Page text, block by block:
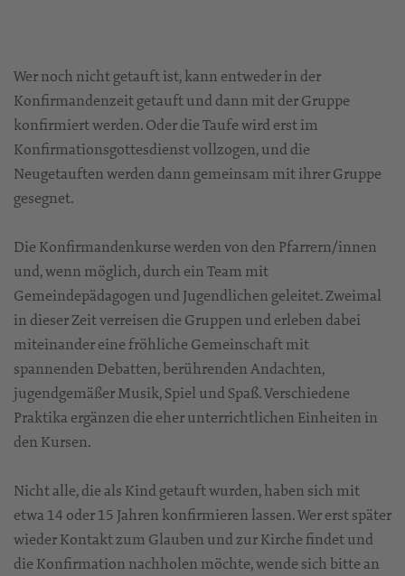
Wer noch nicht getauft ist, kann entweder in der
Konfirmandenzeit getauft und dann mit der Gruppe
konfirmiert werden. Oder die Taufe wird erst im
Konfirmationsgottesdienst vollzogen, und die
Neugetauften werden dann gemeinsam mit ihrer Gruppe
gesegnet.
Die Konfirmandenkurse werden von den Pfarrern/innen
und, wenn möglich, durch ein Team mit
Gemeindepädagogen und Jugendlichen geleitet. Zweimal
in dieser Zeit verreisen die Gruppen und erleben dabei
miteinander eine fröhliche Gemeinschaft mit
spannenden Debatten, berührenden Andachten,
jugendgemäßer Musik, Spiel und Spaß. Verschiedene
Praktika ergänzen die eher unterrichtlichen Einheiten in
den Kursen.
Nicht alle, die als Kind getauft wurden, haben sich mit
etwa 14 oder 15 Jahren konfirmieren lassen. Wer erst später
wieder Kontakt zum Glauben und zur Kirche findet und
die Konfirmation nachholen möchte, wende sich bitte an